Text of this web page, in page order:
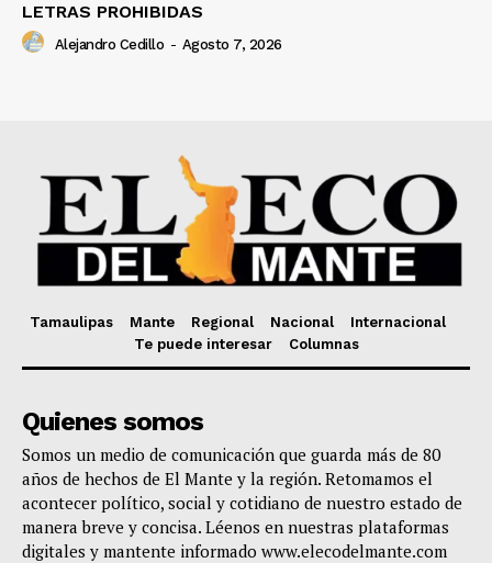
LETRAS PROHIBIDAS
Alejandro Cedillo - Agosto 7, 2026
Tamaulipas Mante Regional Nacional
Internacional
Te puede interesar
Columnas
Quienes somos
Somos un medio de comunicación que guarda más de 80
años de hechos de El Mante y la región. Retomamos el
acontecer político, social y cotidiano de nuestro estado de
manera breve y concisa. Léenos en nuestras plataformas
digitales y mantente informado www.elecodelmante.com